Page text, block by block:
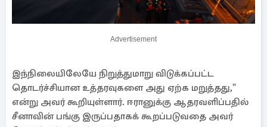
Advertisement
இந்நிலையிலேயே நிறுத்துமாறு விடுக்கப்பட்ட
தொடர்ச்சியான உத்தரவுகளை அது ஏற்க மறுத்தது,"
என்று அவர் கூறியுள்ளார். ஈரானுக்கு ஆதரவளிப்பதில்
சீனாவின் பங்கு இருப்பதாகக் கூறப்படுவதை அவர்